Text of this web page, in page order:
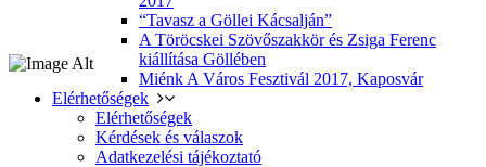
“Tavasz a Göllei Kácsalján”
A Töröcskei Szövőszakkör és Zsiga Ferenc
kiállítása Göllében
Miénk A Város Fesztivál 2017, Kaposvár
Elérhetőségek
Elérhetőségek
Kérdések és válaszok
Adatkezelési tájékoztató